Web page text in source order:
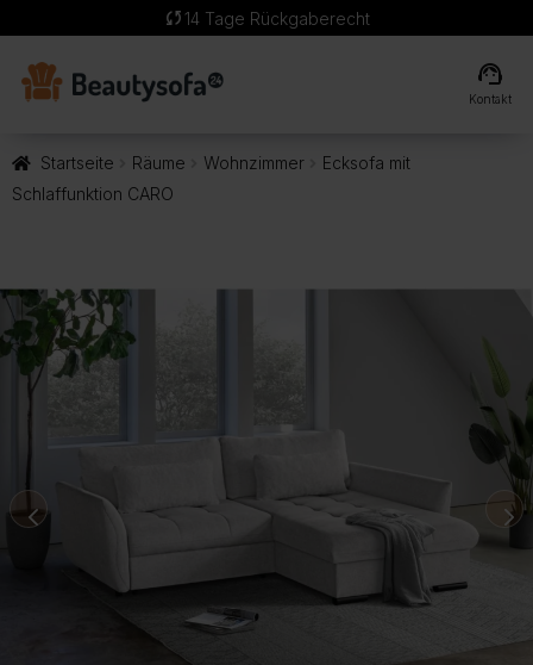
sync 14 Tage Rückgaberecht
support_agent
Kontakt
Startseite Räume Wohnzimmer
Ecksofa mit
Schlaffunktion CARO